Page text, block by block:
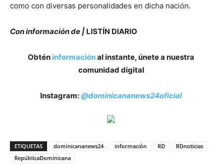
como con diversas personalidades en dicha nación.
Con información de | LISTÍN DIARIO
Obtén informaciónal instante, únete a nuestra
comunidad digital
Instagram:@dominicananews24oficial
ETIQUETAS dominicananews24 información RD
RDnoticias
RepúblicaDominicana